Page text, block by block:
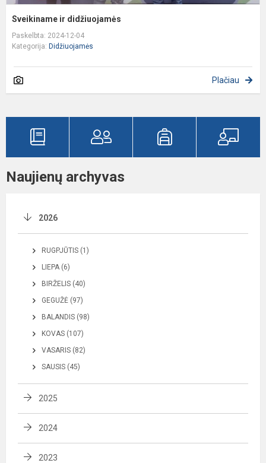
Sveikiname ir didžiuojamės
Paskelbta: 2024-12-04
Kategorija: Didžiuojamės
Plačiau
Naujienų archyvas
2026
RUGPJŪTIS (1)
LIEPA (6)
BIRŽELIS (40)
GEGUŽĖ (97)
BALANDIS (98)
KOVAS (107)
VASARIS (82)
SAUSIS (45)
2025
2024
2023